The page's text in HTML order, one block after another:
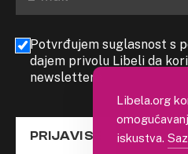
Potvrđujem suglasnost s
dajem privolu Libeli da
newslettera
PRIJAVI SE
Libela.org
iskustva.